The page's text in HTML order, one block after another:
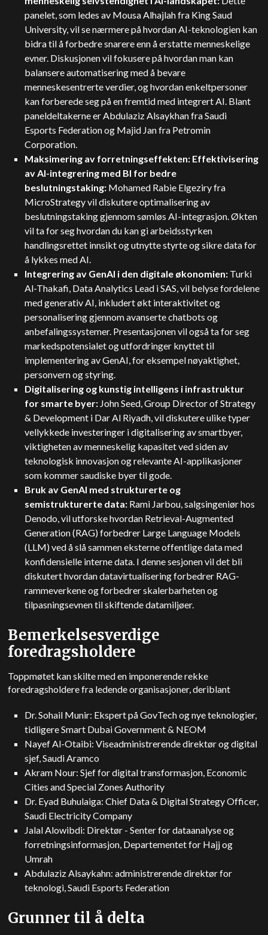
panelet, som ledes av Mousa Alhajlah fra King Saud
University, vil se nærmere på hvordan AI-teknologien kan
bidra til å forbedre snarere enn å erstatte menneskelige
evner. Diskusjonen vil fokusere på hvordan man kan
balansere automatisering med å bevare
menneskesentrerte verdier, og hvordan enkeltpersoner
kan forberede seg på en fremtid med integrert AI. Blant
paneldeltakerne er Abdulaziz Alsaykhan fra Saudi
Esports Federation og Majid Jan fra Petromin
Corporation.
Maksimering av forretningseffekten: Effektivisering
av AI-integrering med BI for bedre
beslutningstaking: Mohamed Rabie Elgeziry fra
MicroStrategy vil diskutere optimalisering av
beslutningstaking gjennom sømløs AI-integrasjon. Økten
vil ta for seg hvordan du kan gi arbeidsstyrken
handlingsrettet innsikt og utnytte styrte og sikre data for
å lykkes med AI.
Integrering av GenAI i den digitale økonomien: Turki
Al-Thakafi, Data Analytics Lead i SAS, vil belyse fordelene
med generativ AI, inkludert økt interaktivitet og
personalisering gjennom avanserte chatbots og
anbefalingssystemer. Presentasjonen vil også ta for seg
markedspotensialet og utfordringer knyttet til
implementering av GenAI, for eksempel nøyaktighet,
personvern og styring.
Digitalisering og kunstig intelligens i infrastruktur
for smarte byer: John Seed, Group Director of Strategy
& Development i Dar Al Riyadh, vil diskutere ulike typer
vellykkede investeringer i digitalisering av smartbyer,
viktigheten av menneskelig kapasitet ved siden av
teknologisk innovasjon og relevante AI-applikasjoner
som kommer saudiske byer til gode.
Bruk av GenAI med strukturerte og
semistrukturerte data: Rami Jarbou, salgsingeniør hos
Denodo, vil utforske hvordan Retrieval-Augmented
Generation (RAG) forbedrer Large Language Models
(LLM) ved å slå sammen eksterne offentlige data med
konfidensielle interne data. I denne sesjonen vil det bli
diskutert hvordan datavirtualisering forbedrer RAG-
rammeverkene og forbedrer skalerbarheten og
tilpasningsevnen til skiftende datamiljøer.
Bemerkelsesverdige
foredragsholdere
Toppmøtet kan skilte med en imponerende rekke
foredragsholdere fra ledende organisasjoner, deriblant
Dr. Sohail Munir: Ekspert på GovTech og nye teknologier,
tidligere Smart Dubai Government & NEOM
Nayef Al-Otaibi: Viseadministrerende direktør og digital
sjef, Saudi Aramco
Akram Nour: Sjef for digital transformasjon, Economic
Cities and Special Zones Authority
Dr. Eyad Buhulaiga: Chief Data & Digital Strategy Officer,
Saudi Electricity Company
Jalal Alowibdi: Direktør - Senter for dataanalyse og
forretningsinformasjon, Departementet for Hajj og
Umrah
Abdulaziz Alsaykahn: administrerende direktør for
teknologi, Saudi Esports Federation
Grunner til å delta